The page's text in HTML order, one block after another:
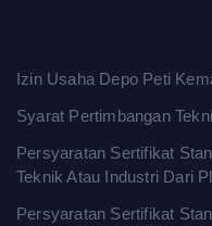
Izin Usaha Depo Peti
Syarat Pertimbangan
Persyaratan Sertifikat
Teknik Atau Industri Dari
Persyaratan Sertifikat